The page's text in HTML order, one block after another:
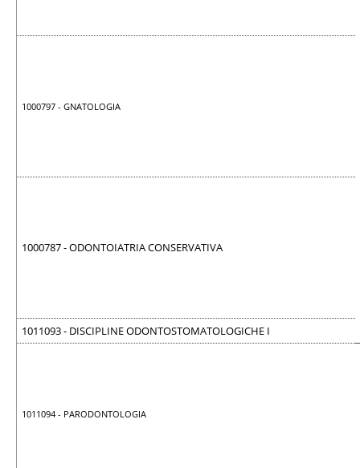
1000797 - GNATOLOGIA
1000787 - ODONTOIATRIA CONSERVATIVA
1011093 - DISCIPLINE ODONTOSTOMATOLOGICHE I
1011094 - PARODONTOLOGIA